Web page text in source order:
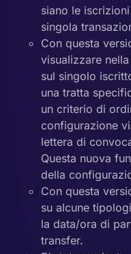
siano le
singola
Con questa
visualizzare
sul singolo
una tratta
un criterio di
configurazione
lettera di
Questa nuova
della
Con questa
su alcune
la data/ora di
transfer.